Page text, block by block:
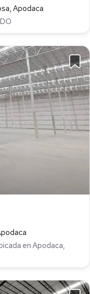
Apodaca
en Apodaca,